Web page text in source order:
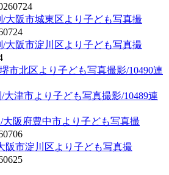
大阪市城東区より子ども写真撮
大阪市淀川区より子ども写真撮
市北区より子ども写真撮影/10490連
津市より子ども写真撮影/10489連
阪府豊中市より子ども写真撮
阪市淀川区より子ども写真撮